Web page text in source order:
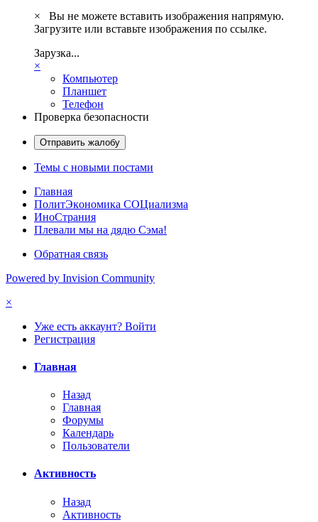
×
Вы не можете вставить изображения напрямую.
Загрузите или вставьте изображения по ссылке.
Зарузка...
×
Компьютер
Планшет
Телефон
Проверка безопасности
Отправить жалобу
Темы с новыми постами
Главная
ПoлитЭкoнoмика СOЦиализма
ИноСтрания
Плевали мы на дядю Сэма!
Обратная связь
Powered by Invision Community
×
Уже есть аккаунт? Войти
Регистрация
Главная
Назад
Главная
Форумы
Календарь
Пользователи
Активность
Назад
Активность